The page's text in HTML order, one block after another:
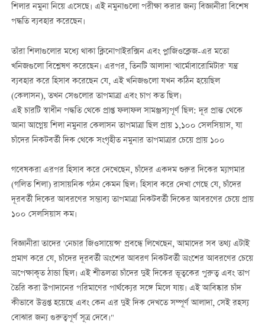
শিলার নমুনা নিয়ে এসেছে। এই নমুনাগুলো পরীক্ষা করার জন্য বিজ্ঞানীরা বিশেষ
পদ্ধতি ব্যবহার করেছেন।
তাঁরা শিলাগুলোর মধ্যে থাকা ক্লিনোপাইরক্সিন এবং প্লাজিওক্লেজ-এর মতো
খনিজগুলো বিশ্লেষণ করেছেন। এরপর, তিনটি আলাদা 'থার্মোবারোমিটার' যন্ত্র
ব্যবহার করে হিসাব করেছেন যে, এই খনিজগুলো যখন কঠিন হয়েছিল
(কেলাসন), তখন সেগুলোর তাপমাত্রা এবং চাপ কত ছিল।
এই চারটি স্বাধীন পদ্ধতি থেকে প্রাপ্ত ফলাফল সামঞ্জস্যপূর্ণ ছিল: দূর প্রান্ত থেকে
আনা আগ্নেয় শিলা নমুনার কেলাসন তাপমাত্রা ছিল প্রায় ১,১০০ সেলসিয়াস, যা
চাঁদের নিকটবর্তী দিক থেকে সংগৃহীত নমুনার তাপমাত্রার চেয়ে প্রায় ১০০
গবেষকরা এরপর হিসাব করে দেখেছেন, চাঁদের একদম শুরুর দিকের ম্যাগমার
(গলিত শিলা) রাসায়নিক গঠন কেমন ছিল। হিসাব করে দেখা গেছে যে, চাঁদের
দূরবর্তী দিকের আবরণের সম্ভাব্য তাপমাত্রা নিকটবর্তী দিকের আবরণের চেয়ে প্রায়
১০০ সেলসিয়াস কম।
বিজ্ঞানীরা তাদের 'নেচার জিওসায়েন্স' প্রবন্ধে লিখেছেন, আমাদের সব তথ্য এটাই
প্রমাণ করে যে, চাঁদের দূরবর্তী অংশের আবরণ নিকটবর্তী অংশের আবরণের চেয়ে
অপেক্ষাকৃত ঠান্ডা ছিল। এই শীতলতা চাঁদের দুই দিকের ভূত্বকের পুরুত্ব এবং তাপ
তৈরি করা উপাদানের পরিমাণের পার্থক্যের সঙ্গে মিলে যায়। এই আবিষ্কার চাঁদ
কীভাবে উত্তপ্ত হয়েছে এবং কেন এর দুই দিক দেখতে সম্পূর্ণ আলাদা, সেই রহস্য
বোঝার জন্য গুরুত্বপূর্ণ সূত্র দেবে।"